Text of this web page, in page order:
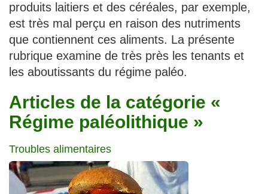
produits laitiers et des céréales, par exemple,
est très mal perçu en raison des nutriments
que contiennent ces aliments. La présente
rubrique examine de très près les tenants et
les aboutissants du régime paléo.
Articles de la catégorie «
Régime paléolithique »
Troubles alimentaires